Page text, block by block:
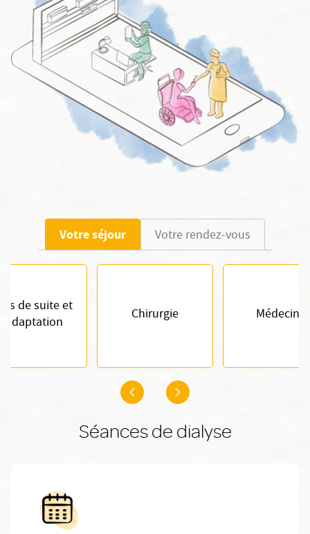
Votre séjour Votre rendez-vous
Chirurgie Médecine
de suite et
Séances de dialyse